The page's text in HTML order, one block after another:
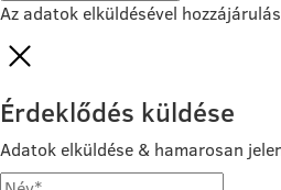
Az adatok elküldésével
Érdeklődés küldése
Adatok elküldése & hamarosan